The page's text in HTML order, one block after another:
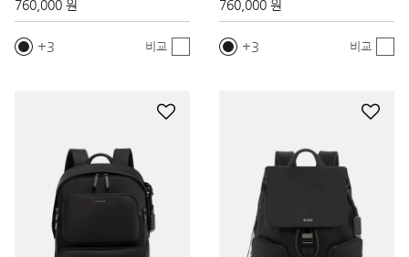
760,000 원
3 비교
760,000 원
3 비교